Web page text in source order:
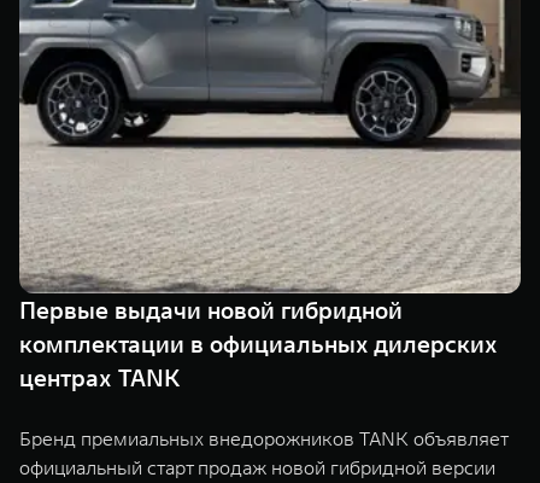
TANK 500
Веди за собой
от 6 499 000 ₽
TANK 700
Сила
от 10 199
TANK Финансы
Корпоративным клиентам
TANK ФИНАНСЫ
TANK Кредит
TANK Лизинг
TANK Страхование
Сервис
Специальные предложения
Моторные масла
ЦИФРОВЫЕ СЕРВИСЫ TANK
Цифровые сервисы TANK
Подписки
Первые выдачи новой гибридной
комплектации в официальных дилерских
центрах TANK
Бренд премиальных внедорожников TANK объявляет
официальный старт продаж новой гибридной версии